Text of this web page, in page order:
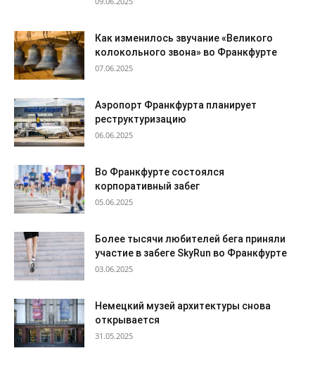
Как изменилось звучание «Великого
колокольного звона» во Франкфурте
07.06.2025
Аэропорт Франкфурта планирует
реструктуризацию
06.06.2025
Во Франкфурте состоялся
корпоративный забег
05.06.2025
Более тысячи любителей бега приняли
участие в забеге SkyRun во Франкфурте
03.06.2025
Немецкий музей архитектуры снова
открывается
31.05.2025